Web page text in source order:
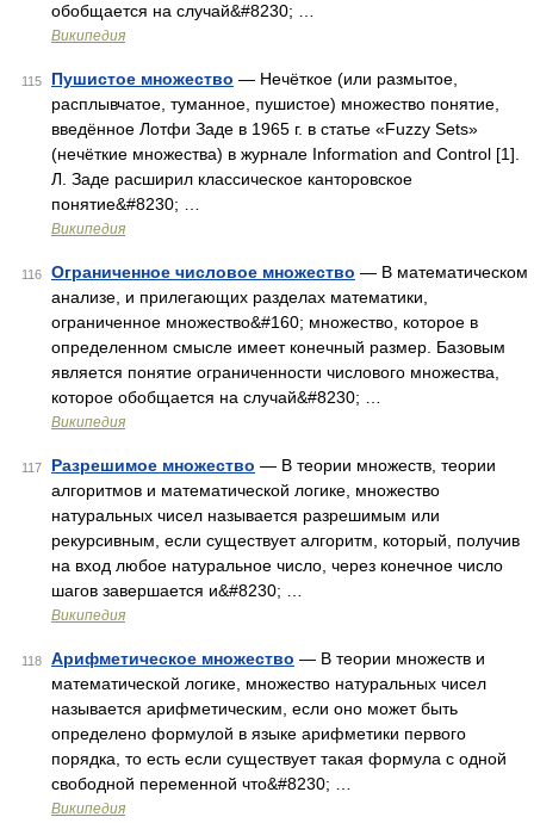
обобщается на случай&#8230; …
Википедия
115 Пушистое множество — Нечёткое (или размытое,
расплывчатое, туманное, пушистое) множество понятие,
введённое Лотфи Заде в 1965 г. в статье «Fuzzy Sets»
(нечёткие множества) в журнале Information and Control [1].
Л. Заде расширил классическое канторовское
понятие&#8230; …
Википедия
116 Ограниченное числовое множество — В математическом
анализе, и прилегающих разделах математики,
ограниченное множество&#160; множество, которое в
определенном смысле имеет конечный размер. Базовым
является понятие ограниченности числового множества,
которое обобщается на случай&#8230; …
Википедия
117 Разрешимое множество — В теории множеств, теории
алгоритмов и математической логике, множество
натуральных чисел называется разрешимым или
рекурсивным, если существует алгоритм, который, получив
на вход любое натуральное число, через конечное число
шагов завершается и&#8230; …
Википедия
118 Арифметическое множество — В теории множеств и
математической логике, множество натуральных чисел
называется арифметическим, если оно может быть
определено формулой в языке арифметики первого
порядка, то есть если существует такая формула с одной
свободной переменной что&#8230; …
Википедия